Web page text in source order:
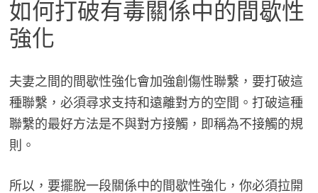
如何打破有毒關係中的間歇性
強化
夫妻之間的間歇性強化會加強創傷性聯繫，要打破這
種聯繫，必須尋求支持和遠離對方的空間。打破這種
聯繫的最好方法是不與對方接觸，即稱為不接觸的規
則。
所以，要擺脫一段關係中的間歇性強化，你必須拉開